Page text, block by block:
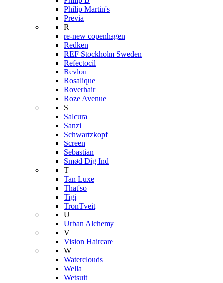
Philip Martin's
Previa
R
re-new copenhagen
Redken
REF Stockholm Sweden
Refectocil
Revlon
Rosalique
Roverhair
Roze Avenue
S
Salcura
Sanzi
Schwartzkopf
Screen
Sebastian
Smød Dig Ind
T
Tan Luxe
That'so
Tigi
TronTveit
U
Urban Alchemy
V
Vision Haircare
W
Waterclouds
Wella
Wetsuit